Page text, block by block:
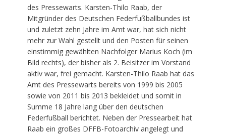
des Pressewarts. Karsten-Thilo Raab, der
Mitgründer des Deutschen Federfußballbundes ist
und zuletzt zehn Jahre im Amt war, hat sich nicht
mehr zur Wahl gestellt und den Posten für seinen
einstimmig gewählten Nachfolger Marius Koch (im
Bild rechts), der bisher als 2. Beisitzer im Vorstand
aktiv war, frei gemacht. Karsten-Thilo Raab hat das
Amt des Pressewarts bereits von 1999 bis 2005
sowie von 2011 bis 2013 bekleidet und somit in
Summe 18 Jahre lang über den deutschen
Federfußball berichtet. Neben der Pressearbeit hat
Raab ein großes DFFB-Fotoarchiv angelegt und